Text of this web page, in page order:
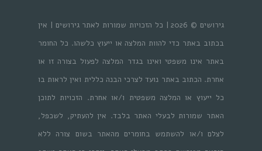
גירושים © 2026 | כל הזכויות שמורות לאתר גירושים | אין
בכתוב באתר כדי להוות המלצה או ייעוץ כלשהו. כל החומר
באתר אינו משפטי ואינו בגדר המלצה לפעול בצורה זו או
אחרת. הכתוב באתר נועד לצרכי הבנה כללית ואין לראות בו
כל ייעוץ או המלצה משפטית ו/או אחרת. הזכויות לתוכן
האתר שמורות לבעלי האתר בלבד. אין להעתיק, לשכפל,
לצלם ו/או להשתמש בחומרים מהאתר בשום צורה ללא